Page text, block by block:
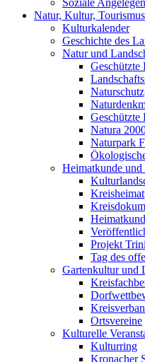
Soziale
Natur, Kultur, Tourismus
Kulturkalender
Geschichte des
Natur und
Geschützte
Geschützte
Natura
Naturpark
Heimatkunde
Projekt
Tag des
Gartenkultur und
Ortsvereine
Kulturelle
Kulturring
Kronacher